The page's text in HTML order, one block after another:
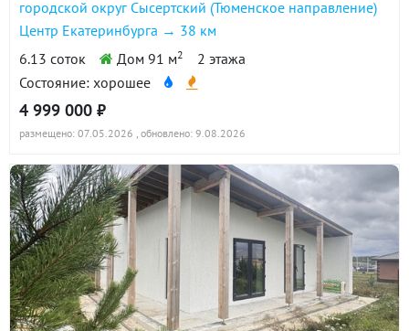
городской округ Сысертский (Тюменское направление)
Центр Екатеринбурга → 38 км
6.13 соток
Дом 91 м2
2 этажа
Состояние: хорошее
4 999 000 ₽
размещено: 07.05.2026 , обновлено: 9.08.2026